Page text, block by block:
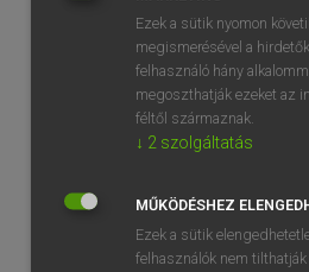
BELÉPÉS
Ezek a sütik nyomon
megismerésével a
felhasználó hány
megoszthatják ezeket az
féltől származnak.
↓ 2 szolgáltatás
MŰKÖDÉSHEZ
Ezek a sütik
felhasználók nem